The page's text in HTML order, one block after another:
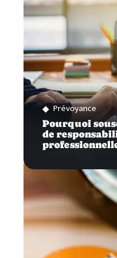
Prévoyance
Pourquoi
de